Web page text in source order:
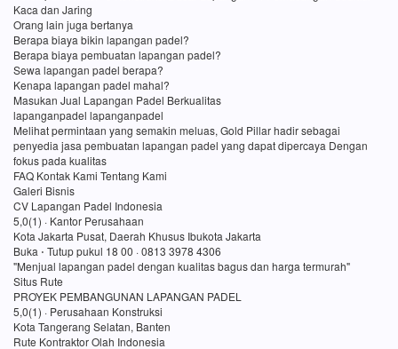
Kaca dan Jaring
Orang lain juga bertanya
Berapa biaya bikin lapangan padel?
Berapa biaya pembuatan lapangan padel?
Sewa lapangan padel berapa?
Kenapa lapangan padel mahal?
Masukan Jual Lapangan Padel Berkualitas
lapanganpadel lapanganpadel
Melihat permintaan yang semakin meluas, Gold Pillar hadir sebagai
penyedia jasa pembuatan lapangan padel yang dapat dipercaya Dengan
fokus pada kualitas
FAQ Kontak Kami Tentang Kami
Galeri Bisnis
CV Lapangan Padel Indonesia
5,0(1) · Kantor Perusahaan
Kota Jakarta Pusat, Daerah Khusus Ibukota Jakarta
Buka ⋅ Tutup pukul 18 00 · 0813 3978 4306
"Menjual lapangan padel dengan kualitas bagus dan harga termurah"
Situs Rute
PROYEK PEMBANGUNAN LAPANGAN PADEL
5,0(1) · Perusahaan Konstruksi
Kota Tangerang Selatan, Banten
Rute Kontraktor Olah Indonesia